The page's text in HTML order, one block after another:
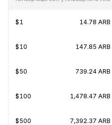
$1 14.78 ARB
$10 147.85 ARB
$50 739.24 ARB
$100 1,478.47 ARB
$500 7,392.37 ARB